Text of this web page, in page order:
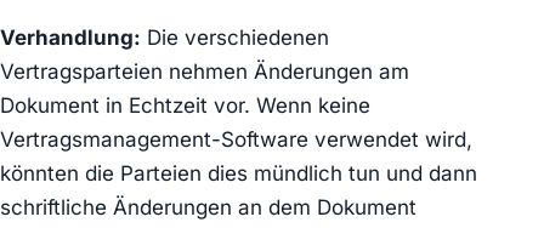
Verhandlung: Die verschiedenen
Vertragsparteien nehmen Änderungen am
Dokument in Echtzeit vor. Wenn keine
Vertragsmanagement-Software verwendet wird,
könnten die Parteien dies mündlich tun und dann
schriftliche Änderungen an dem Dokument